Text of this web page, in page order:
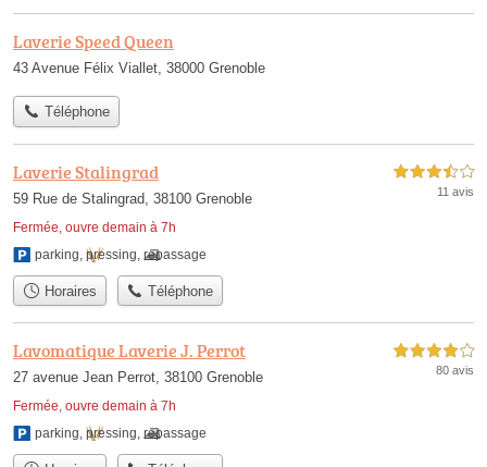
Laverie Speed Queen
43 Avenue Félix Viallet, 38000 Grenoble
Téléphone
Laverie Stalingrad
59 Rue de Stalingrad, 38100 Grenoble
Fermée, ouvre demain à 7h
3,5 étoiles sur 5
11 avis
parking pressing repassage
Horaires Téléphone
Lavomatique Laverie J. Perrot
27 avenue Jean Perrot, 38100 Grenoble
Fermée, ouvre demain à 7h
4,0 étoiles sur 5
80 avis
parking, pressing, repassage